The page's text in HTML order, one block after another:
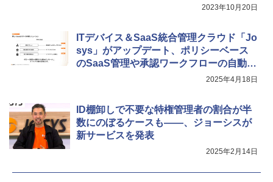
2023年10月20日
ITデバイス＆SaaS統合管理クラウド「Jo
sys」がアップデート、ポリシーベース
のSaaS管理や承認ワークフローの自動化
2025年4月18日
ID棚卸しで不要な特権管理者の割合が半
数にのぼるケースも――、ジョーシスが
新サービスを発表
2025年2月14日